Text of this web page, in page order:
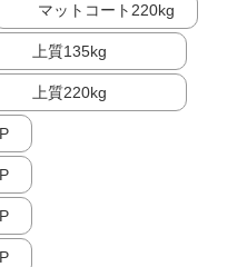
マットコート220kg
上質135kg
上質220kg